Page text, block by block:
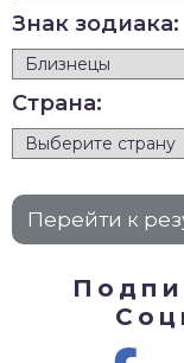
Знак зодиака:
Страна: